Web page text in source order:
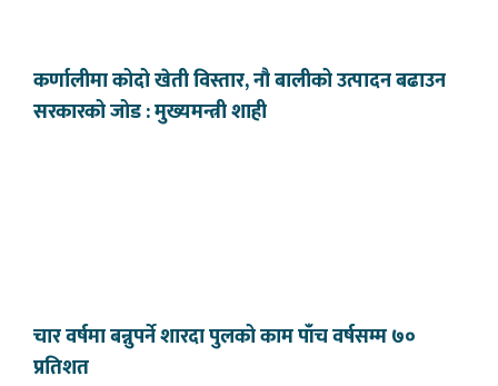
कर्णालीमा कोदो खेती विस्तार, नौ बालीको उत्पादन बढाउन
सरकारको जोड : मुख्यमन्त्री शाही
चार वर्षमा बन्नुपर्ने शारदा पुलको काम पाँच वर्षसम्म ७०
प्रतिशत